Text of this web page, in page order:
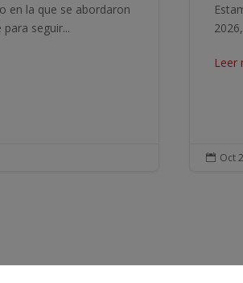
en la que se abordaron
seguir...
Leer
 Oct